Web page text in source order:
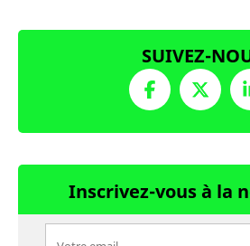
SUIVEZ-
Inscrivez-vous à la